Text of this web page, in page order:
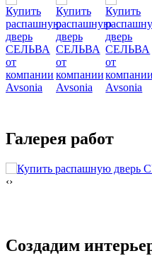
Галерея работ
‹›
Создадим